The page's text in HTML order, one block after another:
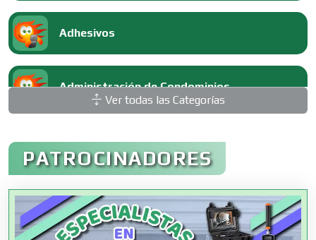
Adhesivos
Administración de Condominios
Administración de Empresas
Agencias Aduanales
Ver todas las Categorías
PATROCINADORES